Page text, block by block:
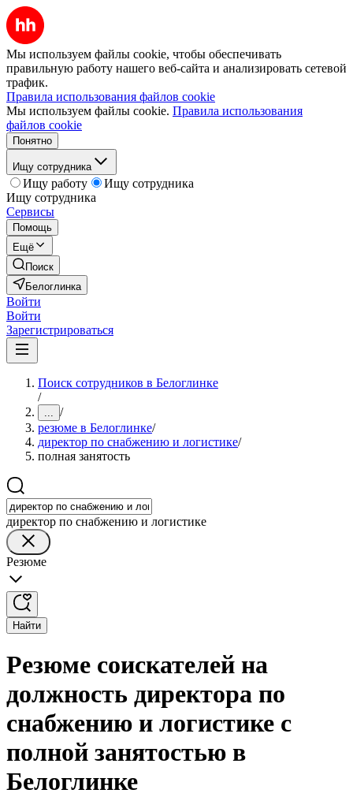
Мы используем файлы cookie, чтобы обеспечивать
правильную работу нашего веб-сайта и анализировать сетевой
трафик.
Правила использования файлов cookie
Мы используем файлы cookie. Правила использования
файлов cookie
Понятно
Ищу сотрудника
Ищу работу
Ищу сотрудника
Ищу сотрудника
Сервисы
Помощь
Ещё
Поиск
Белоглинка
Войти
Войти
Зарегистрироваться
Поиск сотрудников в Белоглинке
/
... /
резюме в Белоглинке/
директор по снабжению и логистике/
полная занятость
директор по снабжению и логистике
Резюме
Найти
Резюме соискателей на
должность директора по
снабжению и логистике с
полной занятостью в
Белоглинке